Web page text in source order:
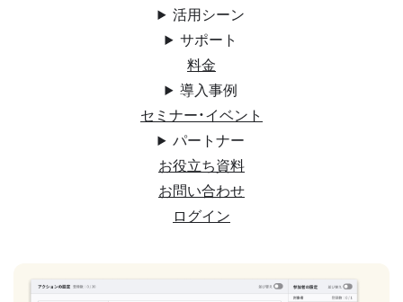
活用シーン
サポート
料金
導入事例
セミナー・イベント
パートナー
お役立ち資料
お問い合わせ
ログイン